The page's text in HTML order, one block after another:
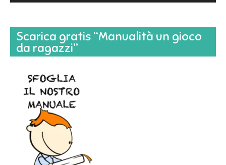
Scarica gratis “Manualità un gioco
da ragazzi”